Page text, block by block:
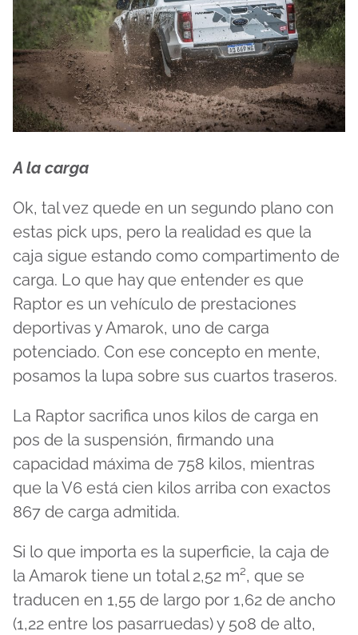
A la carga
Ok, tal vez quede en un segundo plano con
estas pick ups, pero la realidad es que la
caja sigue estando como compartimento de
carga. Lo que hay que entender es que
Raptor es un vehículo de prestaciones
deportivas y Amarok, uno de carga
potenciado. Con ese concepto en mente,
posamos la lupa sobre sus cuartos traseros.
La Raptor sacrifica unos kilos de carga en
pos de la suspensión, firmando una
capacidad máxima de 758 kilos, mientras
que la V6 está cien kilos arriba con exactos
867 de carga admitida.
Si lo que importa es la superficie, la caja de
la Amarok tiene un total 2,52 m², que se
traducen en 1,55 de largo por 1,62 de ancho
(1,22 entre los pasarruedas) y 508 de alto,